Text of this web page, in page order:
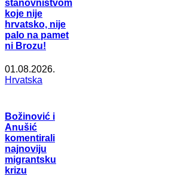
stanovništvom
koje nije
hrvatsko, nije
palo na pamet
ni Brozu!
01.08.2026.
Hrvatska
Božinović i
Anušić
komentirali
najnoviju
migrantsku
krizu